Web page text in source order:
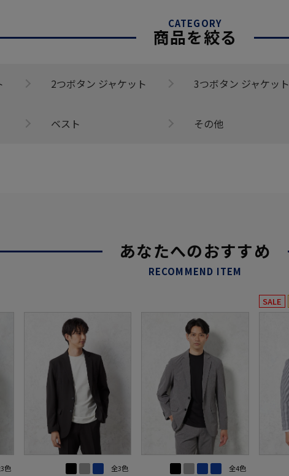
CATEGORY
商品を絞る
2つボタン ジャケット 3つボタン ジャケット
ベスト その他
あなたへのおすすめ
RECOMMEND ITEM
色 全3色 全4色
SALE